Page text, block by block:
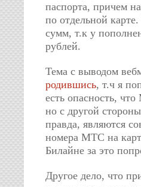
паспорта, причем
по отдельной
сумм, т.к у
рублей.
Тема с выводом
родившись, т.ч я
есть опасность,
но с другой
правда, являются
номера МТС на
Билайне за это
Другое дело, что